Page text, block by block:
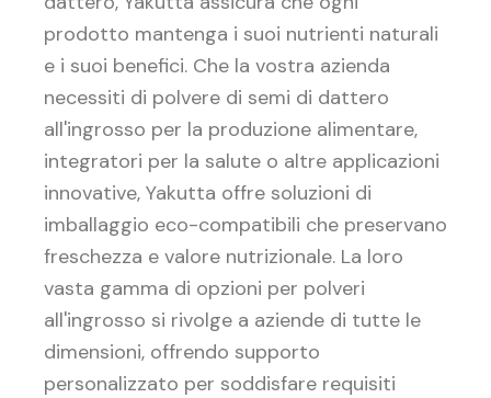
prodotto mantenga i suoi nutrienti naturali
e i suoi benefici. Che la vostra azienda
necessiti di polvere di semi di dattero
all'ingrosso per la produzione alimentare,
integratori per la salute o altre applicazioni
innovative, Yakutta offre soluzioni di
imballaggio eco-compatibili che preservano
freschezza e valore nutrizionale. La loro
vasta gamma di opzioni per polveri
all'ingrosso si rivolge a aziende di tutte le
dimensioni, offrendo supporto
personalizzato per soddisfare requisiti